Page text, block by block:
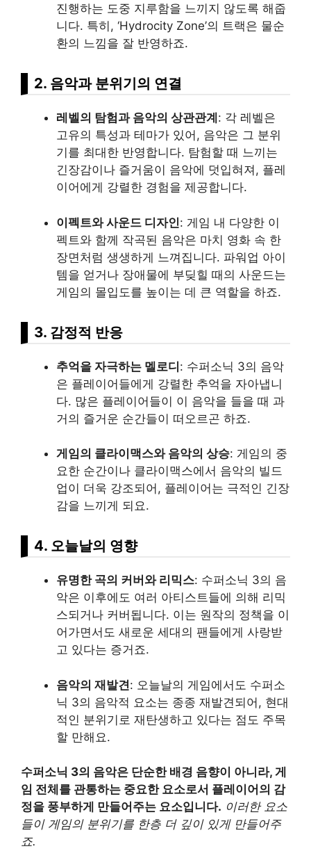
진행하는 도중 지루함을 느끼지 않도록 해줍
니다. 특히, ‘Hydrocity Zone’의 트랙은 물순
환의 느낌을 잘 반영하죠.
2. 음악과 분위기의 연결
레벨의 탐험과 음악의 상관관계 : 각 레벨은
고유의 특성과 테마가 있어, 음악은 그 분위
기를 최대한 반영합니다. 탐험할 때 느끼는
긴장감이나 즐거움이 음악에 덧입혀져, 플레
이어에게 강렬한 경험을 제공합니다.
이펙트와 사운드 디자인: 게임 내 다양한 이
펙트와 함께 작곡된 음악은 마치 영화 속 한
장면처럼 생생하게 느껴집니다. 파워업 아이
템을 얻거나 장애물에 부딪힐 때의 사운드는
게임의 몰입도를 높이는 데 큰 역할을 하죠.
3. 감정적 반응
추억을 자극하는 멜로디: 수퍼소닉 3의 음악
은 플레이어들에게 강렬한 추억을 자아냅니
다. 많은 플레이어들이 이 음악을 들을 때 과
거의 즐거운 순간들이 떠오르곤 하죠.
게임의 클라이맥스와 음악의 상승: 게임의 중
요한 순간이나 클라이맥스에서 음악의 빌드
업이 더욱 강조되어, 플레이어는 극적인 긴장
감을 느끼게 되요.
4. 오늘날의 영향
유명한 곡의 커버와 리믹스: 수퍼소닉 3의 음
악은 이후에도 여러 아티스트들에 의해 리믹
스되거나 커버됩니다. 이는 원작의 정책을 이
어가면서도 새로운 세대의 팬들에게 사랑받
고 있다는 증거죠.
음악의 재발견: 오늘날의 게임에서도 수퍼소
닉 3의 음악적 요소는 종종 재발견되어, 현대
적인 분위기로 재탄생하고 있다는 점도 주목
할 만해요.
수퍼소닉 3의 음악은 단순한 배경 음향이 아니라, 게
임 전체를 관통하는 중요한 요소로서 플레이어의 감
정을 풍부하게 만들어주는 요소입니다. 이러한 요소
들이 게임의 분위기를 한층 더 깊이 있게 만들어주
죠.